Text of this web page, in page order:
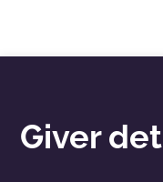
Giver det